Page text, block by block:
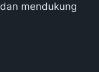
mendukung